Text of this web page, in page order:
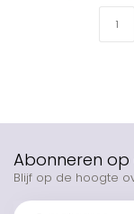
Abonneren op
Blijf op de hoogte